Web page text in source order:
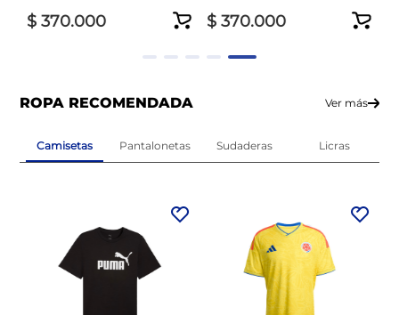
$ 370.000 $ 370.000
ROPA RECOMENDADA Ver más
Camisetas Pantalonetas Sudaderas Licras